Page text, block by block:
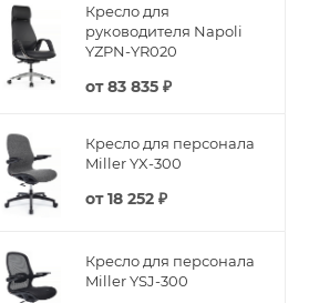
Кресло для
руководителя Napoli
YZPN-YR020
от83 835 ₽
Кресло для персонала
Miller YX-300
от18 252 ₽
Кресло для персонала
Miller YSJ-300